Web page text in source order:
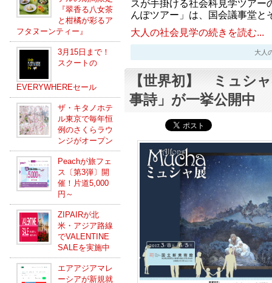
『翠香る八女茶
と柑橘が彩るア
フタヌーンティー』
3月15日まで！
スクートの
EVERYWHEREセール
ザ・キタノホテ
ル東京で毎年恒
例のさくらラウ
ンジがオープン
Peachが旅フェ
ス〔第3弾〕開
催！片道5,000
円～
ZIPAIRが北
米・アジア路線
でVALENTINE
SALEを実施中
エアアジアマレ
ーシアが新規就
スが手掛ける社会科見学ツアー
んぽツアー」は、国会議事堂
大人の社会見学の続きを読む...
大人
【世界初】 ミュシ
事詩」が一挙公開中